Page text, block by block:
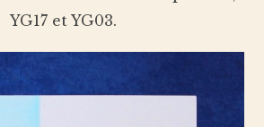
YG17 et YG03.